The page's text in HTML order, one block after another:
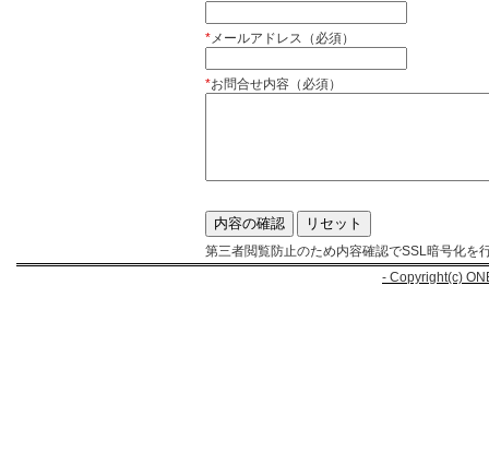
*メールアドレス（必須）
*お問合せ内容（必須）
第三者閲覧防止のため内容確認でSSL暗号化を
- Copyright(c)